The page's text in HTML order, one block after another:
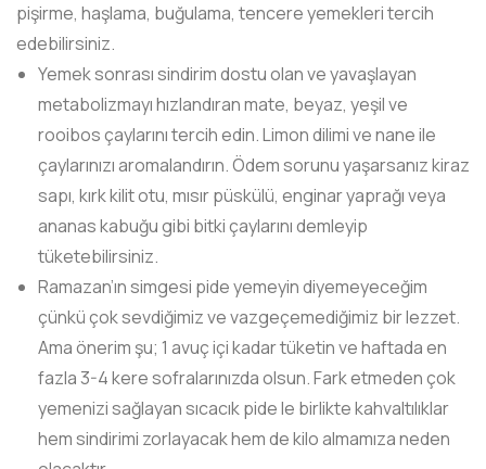
pişirme, haşlama, buğulama, tencere yemekleri tercih
edebilirsiniz.
Yemek sonrası sindirim dostu olan ve yavaşlayan
metabolizmayı hızlandıran mate, beyaz, yeşil ve
rooibos çaylarını tercih edin. Limon dilimi ve nane ile
çaylarınızı aromalandırın. Ödem sorunu yaşarsanız kiraz
sapı, kırk kilit otu, mısır püskülü, enginar yaprağı veya
ananas kabuğu gibi bitki çaylarını demleyip
tüketebilirsiniz.
Ramazan’ın simgesi pide yemeyin diyemeyeceğim
çünkü çok sevdiğimiz ve vazgeçemediğimiz bir lezzet.
Ama önerim şu; 1 avuç içi kadar tüketin ve haftada en
fazla 3-4 kere sofralarınızda olsun. Fark etmeden çok
yemenizi sağlayan sıcacık pide le birlikte kahvaltılıklar
hem sindirimi zorlayacak hem de kilo almamıza neden